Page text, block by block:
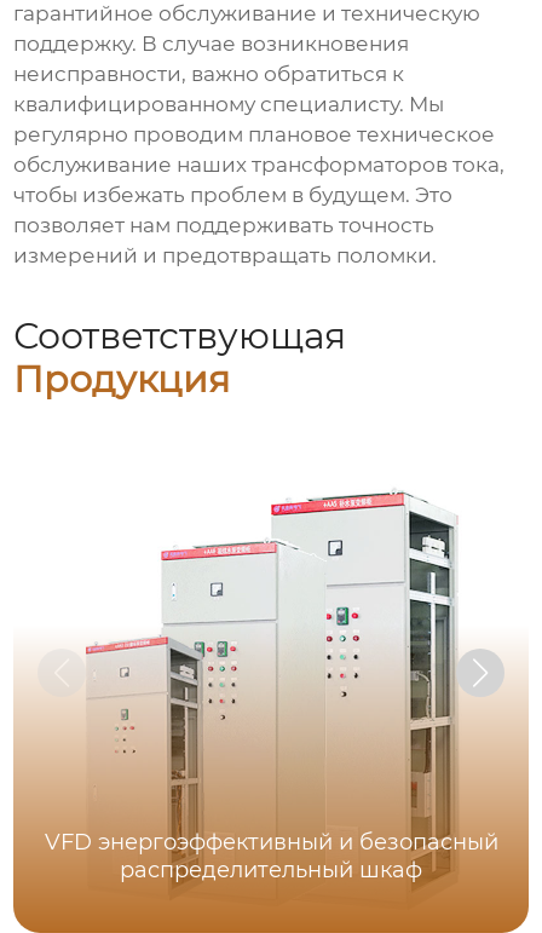
гарантийное обслуживание и техническую
поддержку. В случае возникновения
неисправности, важно обратиться к
квалифицированному специалисту. Мы
регулярно проводим плановое техническое
обслуживание наших трансформаторов тока,
чтобы избежать проблем в будущем. Это
позволяет нам поддерживать точность
измерений и предотвращать поломки.
Соответствующая
Продукция
VFD энергоэффективный и безопасный
распределительный шкаф